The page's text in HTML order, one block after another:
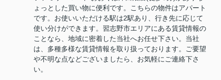
ょっとした買い物に便利です。こちらの物件はアパート
です。お使いいただける駅は2駅あり、行き先に応じて
使い分けができます。習志野市エリアにある賃貸情報の
ことなら、地域に密着した当社へお任せ下さい。当社
は、多種多様な賃貸情報を取り扱っております。ご要望
や不明な点などございましたら、お気軽にご連絡下さ
い。